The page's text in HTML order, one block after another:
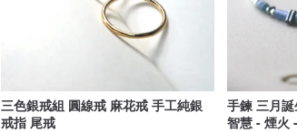
三色銀戒組 圓線戒 麻花戒 手工純銀
戒指 尾戒
手鍊 三月
智慧 - 煙火 -